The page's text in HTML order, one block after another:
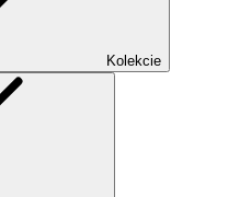
Kolekcie